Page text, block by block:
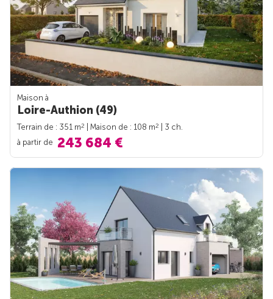
Maison à
Loire-Authion (49)
Terrain de : 351 m2 | Maison de : 108 m2
| 3 ch.
à partir de 243 684 €